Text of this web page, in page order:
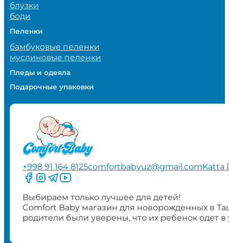
блузки
боди
Пеленки
бамбуковые пеленки
муслиновые пеленки
Пледы и одеяла
Подарочные упаковки
+998 91 164 8125comfortbabyuz@gmail.comKatta
Следите за нами на Facebook
Следите за нами в Instagram
Следите за нами в Telegram
Следите за нами в YouTube
Выбираем только лучшее для детей!
Comfort Baby магазин для новорожденных в
родители были уверены, что их ребенок одет